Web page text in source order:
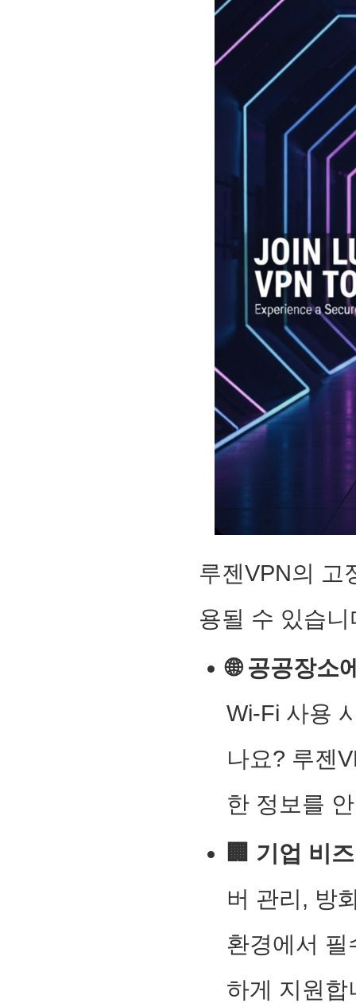
루젠VPN의 고
용될 수 있습니
🌐 공공장소
Wi-Fi 사용
나요? 루젠
한 정보를
🏢 기업 비
버 관리, 방
환경에서
하게 지원합